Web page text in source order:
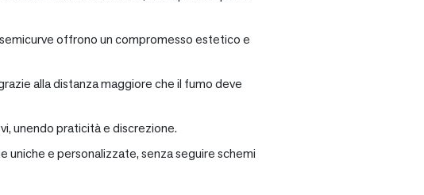
offrono un compromesso estetico e
alla distanza maggiore che il fumo deve
unendo praticità e discrezione.
uniche e personalizzate, senza seguire schemi